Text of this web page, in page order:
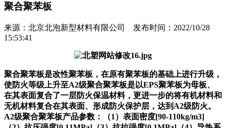
聚合聚苯板
来源：北京北泡新型材料有限公司 发布时间：2022/10/28
15:53:41
聚合聚苯板是改性聚苯板，在原有聚苯板的基础上进行升级，
使防火等级上升至A2级聚合聚苯板是以EPS聚苯板为母板、
在其表面复合了一层防火保温材料，更进一步的将有机材料和
无机材料复合在其表面、形成防火保护层，达到A2级防火。
A2级聚合聚苯板产品参数：（1）表面密度[90-110kg/m3]